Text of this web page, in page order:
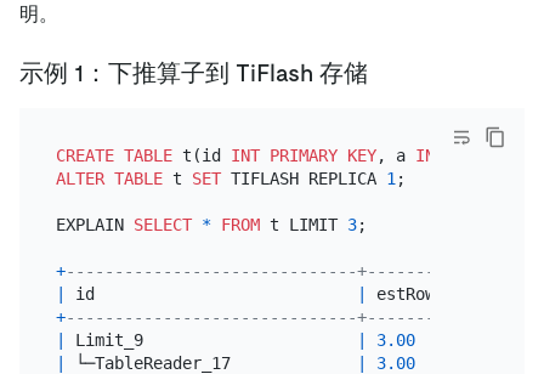
明。
示例 1：下推算子到 TiFlash 存储
CREATE TABLE t(id INT PRIMARY KEY, a INT
ALTER TABLE t SET TIFLASH REPLICA 1 ;
EXPLAIN SELECT * FROM t LIMIT 3;
+------------------------------+---------
id estRows
+------------------------------+---------
Limit_9 3.00
└─TableReader_17 3.00